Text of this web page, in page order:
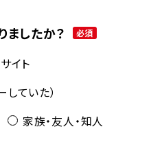
ましたか？ 必須
イト
ていた）
家族・友人・知人